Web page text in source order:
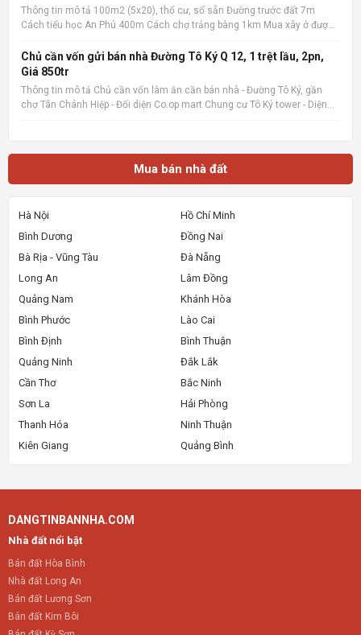
Thông tin mô tả 100m2 (5x20), thổ cư, sổ sẵn Đường trước đất 7m
Cách tiểu học An Phú 400m Cách chợ trảng bàng 1km Mua xây ở được
&mdash; Sàn rao vặt nhà đất uy tín 🔗 Tin gốc + ảnh chi
Chủ cần vốn gửi bán nhà Đường Tô Ký Q 12, 1 trệt lầu, 2pn,
Giá 850tr
Thông tin mô tả Chủ cần vốn làm ăn cần bán nhà - Đường Tô Ký, gần
chợ Tân Chánh Hiệp - Đối diện Co.op mart Chung cư Tô Ký tower - Diện
Mua bán nhà đất
Hà Nội
Hồ Chí Minh
Bình Dương
Đồng Nai
Bà Rịa - Vũng Tàu
Đà Nẵng
Long An
Lâm Đồng
Quảng Nam
Khánh Hòa
Bình Phước
Lào Cai
Bình Định
Bình Thuận
Quảng Ninh
Đắk Lắk
Cần Thơ
Bắc Ninh
Sơn La
Hải Phòng
Thanh Hóa
Ninh Thuận
Kiên Giang
Quảng Bình
DANGTINBANNHA.COM
Nhà đất nổi bật
Bán đất Hòa Bình
Nhà đất Long An
Bán đất Lương Sơn
Bán đất Kim Bôi